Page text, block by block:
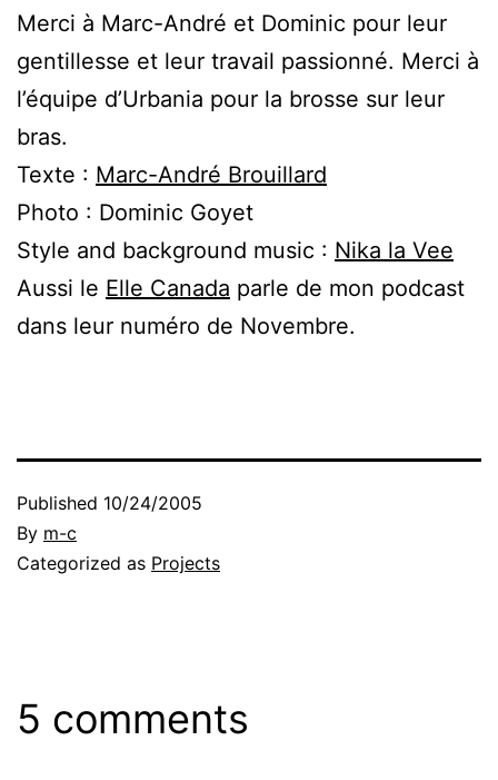
Merci à Marc-André et Dominic pour leur
gentillesse et leur travail passionné. Merci à
l’équipe d’Urbania pour la brosse sur leur
bras.
Texte : Marc-André Brouillard
Photo : Dominic Goyet
Style and background music : Nika la Vee
Aussi le Elle Canada parle de mon podcast
dans leur numéro de Novembre.
Published 10/24/2005
By m-c
Categorized as Projects
5 comments